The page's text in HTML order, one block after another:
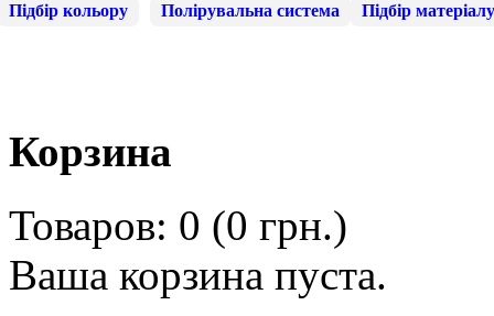
Підбір кольору Полірувальна система Підбір матеріалу
Корзина
Товаров: 0 (0 грн.)
Ваша корзина пуста.